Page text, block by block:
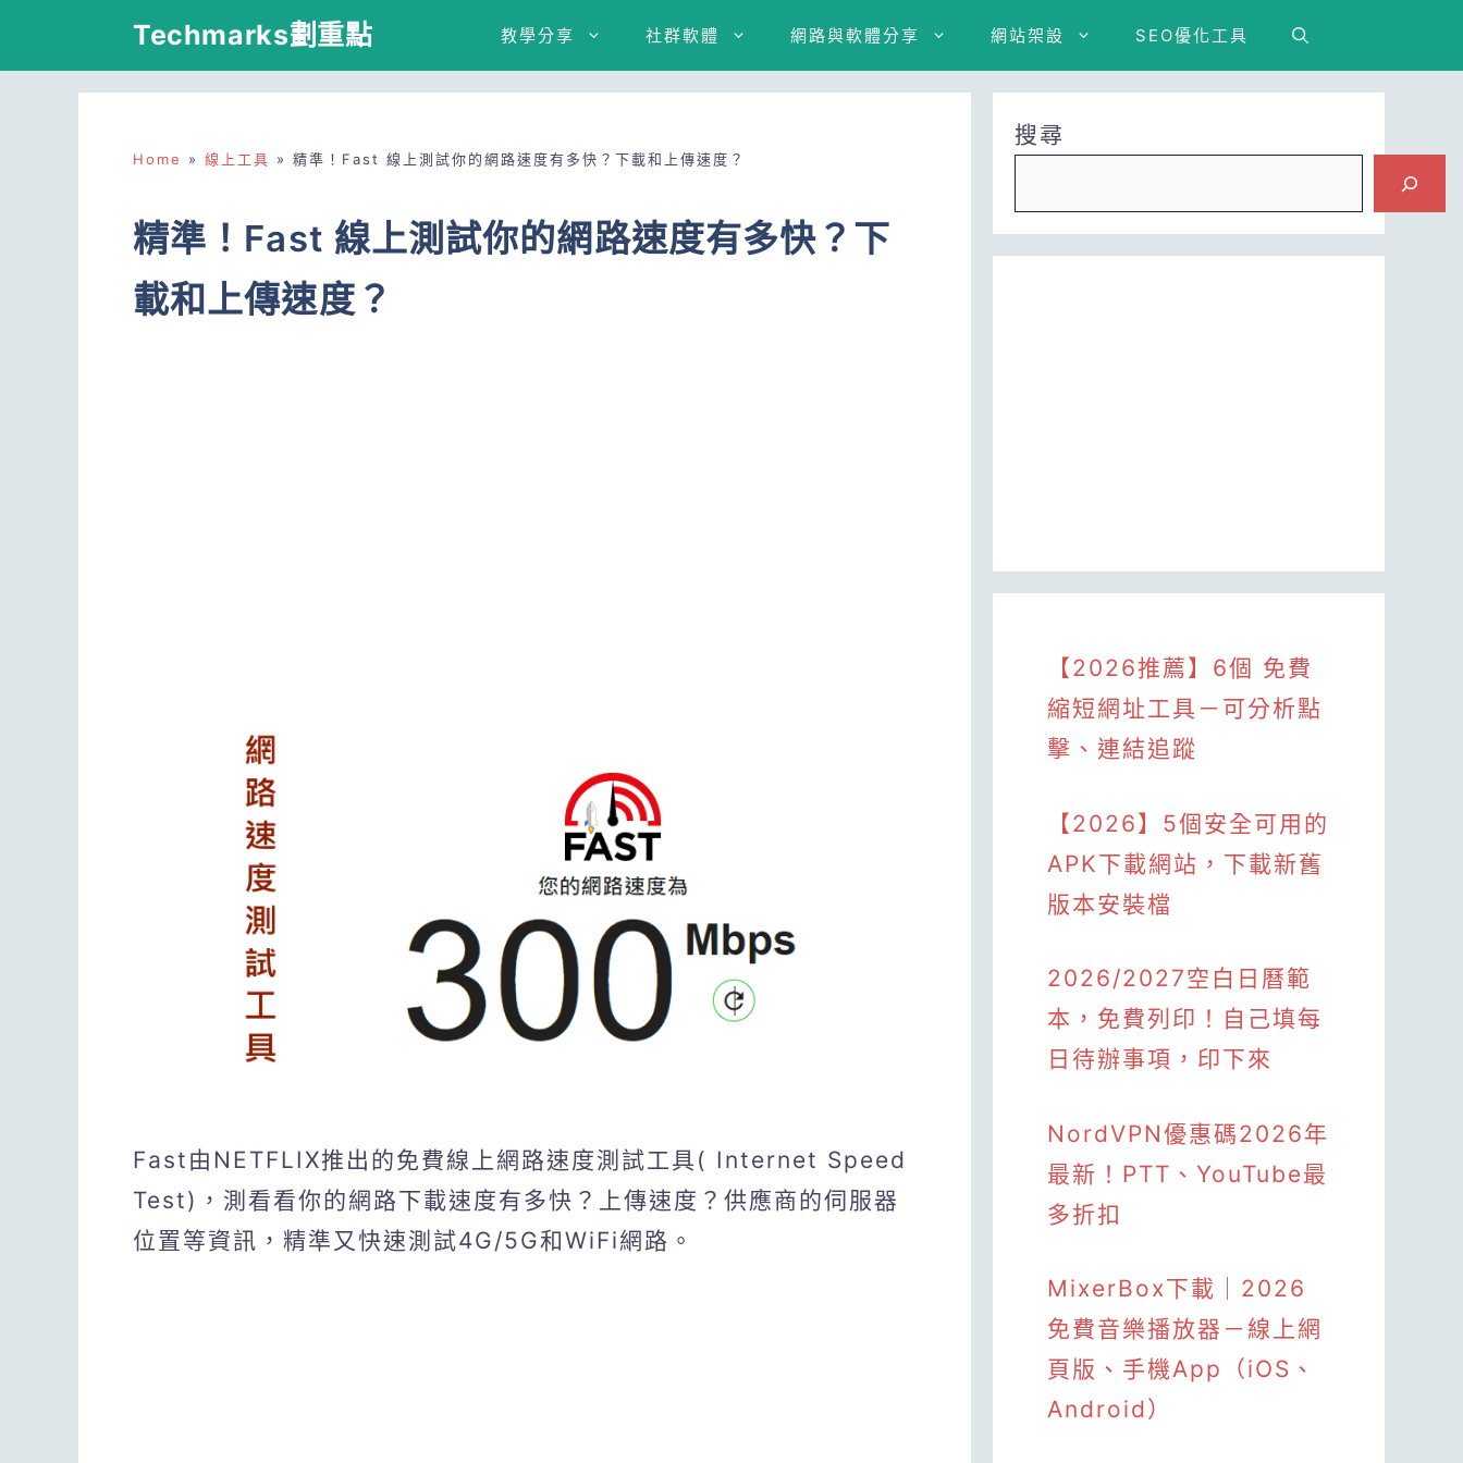
Techmarks劃重點 教學分享 社群軟體 網路與軟體分享 網站架設 SEO優化工具
Home » 線上工具 » 精準！Fast 線上測試你的網路速度有多快？下載和上傳速度？
精準！Fast 線上測試你的網路速度有多快？下
載和上傳速度？
Fast由NETFLIX推出的免費線上網路速度測試工具( Internet Speed
Test)，測看看你的網路下載速度有多快？上傳速度？供應商的伺服器
位置等資訊，精準又快速測試4G/5G和WiFi網路。
搜尋
【2026推薦】6個 免費
縮短網址工具－可分析點
擊、連結追蹤
【2026】5個安全可用的
APK下載網站，下載新舊
版本安裝檔
2026/2027空白日曆範
本，免費列印！自己填每
日待辦事項，印下來
NordVPN優惠碼2026年
最新！PTT、YouTube最
多折扣
MixerBox下載｜2026
免費音樂播放器－線上網
頁版、手機App（iOS、
Android）